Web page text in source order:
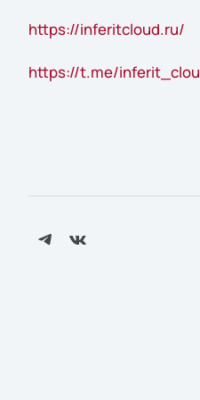
https://inferitcloud.ru/
https://t.me/